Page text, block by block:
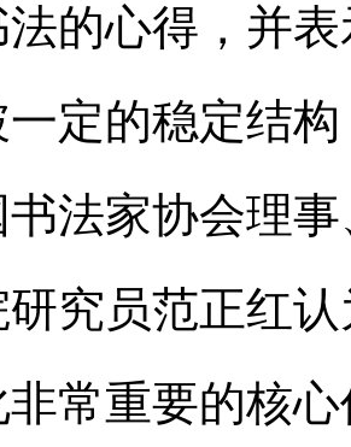
的心得，并
定的稳定结
法家协会理
研究员范正红
常重要的核